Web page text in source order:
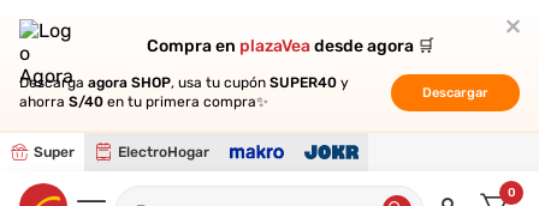
Compra en plazaVeadesde agora 🛒
Descarga agora SHOP, usa tu cupón SUPER40 y
ahorra S/40 en tu primera compra✨
Descargar
Super ElectroHogar
Compra en plazaVeadesde agora 🛒
Descarga agora SHOP, usa tu cupón SUPER40 y
ahorra S/40 en tu primera compra✨
Descargar
0